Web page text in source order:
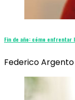
Fin de año: cómo
Federico Argento